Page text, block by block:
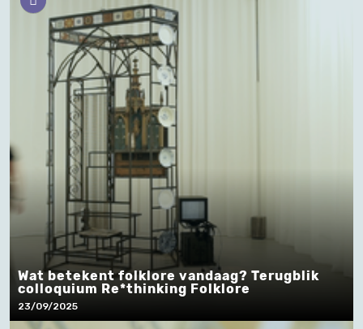
Wat betekent folklore vandaag? Terugblik
colloquium Re*thinking Folklore
23/09/2025